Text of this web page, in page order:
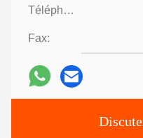
Téléphone:
Fax: